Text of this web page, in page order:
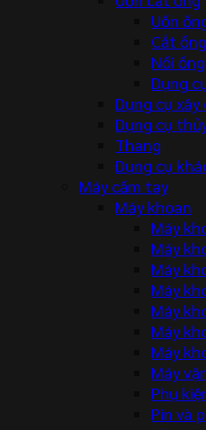
Uốn
Cắt ống
Nối ống
Dụng
Dụng cụ xây
Dụng cụ
Thang
Dụng cụ
Máy cầm tay
Máy khoan
Máy
Máy
Máy
Máy
Máy
Máy
Máy
Máy
Phụ
Pin và